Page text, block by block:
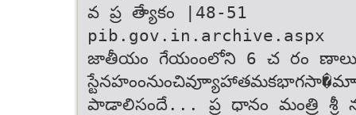
వ ప్ర త్యేాకం |48-51
pib.gov.in.archive.aspx
జాతీయం గేయంంలోని 6 చ రం ణాలు
పాడాలిసందే... ప్ర ధానం మంత్రి శ్రీ